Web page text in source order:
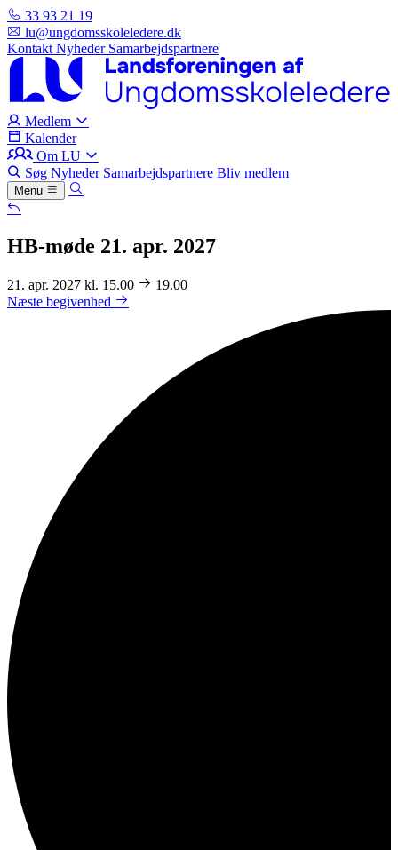
33 93 21 19
lu@ungdomsskoleledere.dk
Kontakt Nyheder Samarbejdspartnere
Medlem
Kalender
Om LU
Søg Nyheder Samarbejdspartnere Bliv medlem
Menu
HB-møde 21. apr. 2027
21. apr. 2027 kl. 15.00
19.00
Næste begivenhed